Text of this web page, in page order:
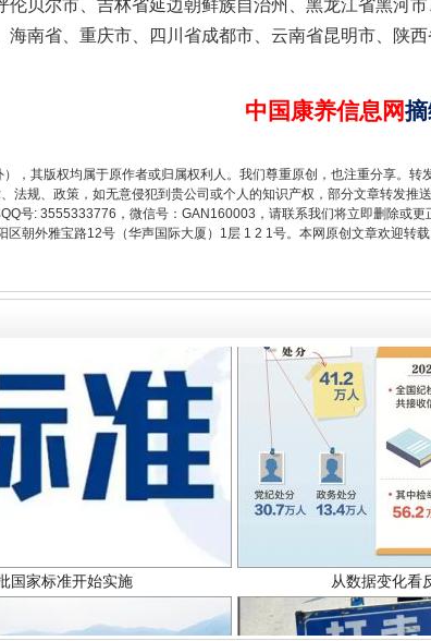
尔市、吉林省延边朝鲜族自治州、黑龙江省黑河市
南省、重庆市、四川省成都市、云南省昆明市、陕西
中国康养信息网
，其版权均属于原作者或归属权利人。我们尊重原创，也注重分享。转
法规、政策，如无意侵犯到贵公司或个人的知识产权，部分文章转发推
号: 3555333776，微信号：GAN160003，请联系我们将立即删除或更
朝外雅宝路12号（华声国际大厦）1层 1 2 1号。本网原创文章欢迎转
映军营 权益有保障 让核能赋能
国家标准开始实施 从数据变化看